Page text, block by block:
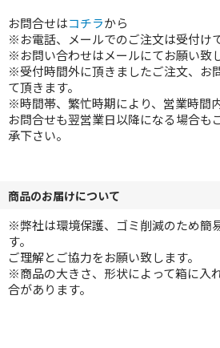
お問合せはコチラから
※お電話、メールでのご注文は受付け
※お問い合わせはメールにてお願い致
※受付時間外に頂きましたご注文、お
て頂きます。
※時間帯、繁忙時期により、営業時間
お問合せも翌営業日以降になる場合も
承下さい。
商品のお届けについて
※弊社は環境保護、ゴミ削減のため簡
す。
ご理解とご協力をお願い致します。
※商品の大きさ、形状によって箱に入
合があります。